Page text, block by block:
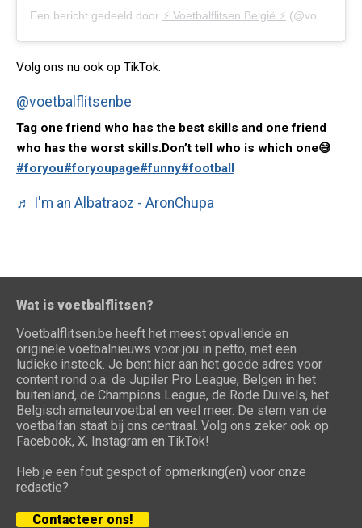
Een bericht gedeeld door ⚡️ Voetbalflitsen België ⚡️ (@voetbalflitsen.be) op
Volg ons nu ook op TikTok:
@voetbalflitsenbe
Tag one friend who has the best skills and one friend
who has the worst skills.Don’t tell who is which one😅
#foryou#foryoupage#funny#football
♬ I'm an Albatraoz - AronChupa
Wat is voetbalflitsen?
Voetbalflitsen.be heeft het meest opvallende en
originele voetbalnieuws voor jou in petto, met een
ludieke insteek. Je bent hier aan het goede adres voor
content rond o.a. de Jupiler Pro League, Belgen in het
buitenland, de Champions League, de Rode Duivels, het
Belgisch amateurvoetbal en veel meer. De stem van de
voetbalfan staat bij ons centraal. Volg ons zeker ook op
Facebook, X, Instagram en TikTok!
Heb je een fout gespot of opmerking(en) voor onze
redactie?
Contacteer ons!